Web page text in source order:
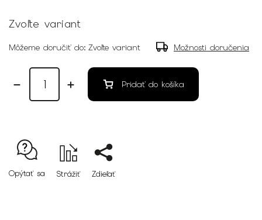
Zvoľte variant
Môžeme doručiť do: Zvoľte variant Možnosti doručenia
Pridať do košíka
Opýtať sa Strážiť Zdieľať